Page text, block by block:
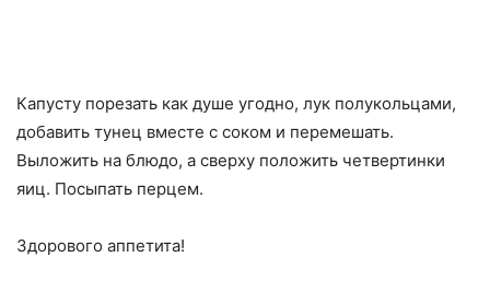
Капусту порезать как душе угодно, лук полукольцами,
добавить тунец вместе с соком и перемешать.
Выложить на блюдо, а сверху положить четвертинки
яиц. Посыпать перцем.
Здорового аппетита!